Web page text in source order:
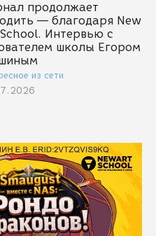
продолжает
— благодаря New
Интервью с
школы Егором
из сети